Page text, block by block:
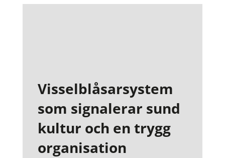
Visselblåsarsystem
som signalerar sund
kultur och en trygg
organisation